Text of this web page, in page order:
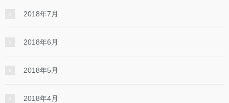
2018年7月
2018年6月
2018年5月
2018年4月